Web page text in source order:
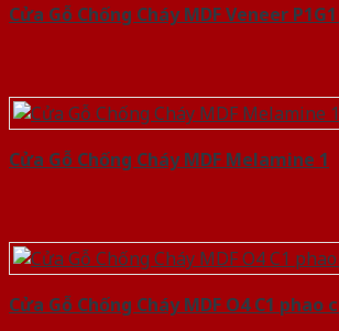
Cửa Gỗ Chống Cháy MDF Veneer
Cửa Gỗ Chống Cháy MDF Melamine 1
Cửa Gỗ Chống Cháy MDF O4 C1 phao